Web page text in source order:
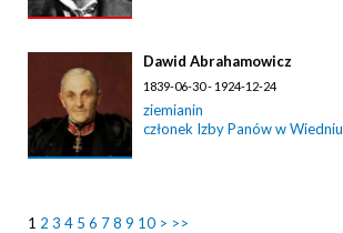
Dawid Abrahamowicz
1839-06-30 - 1924-12-24
ziemianin
członek Izby Panów w Wiedniu
1 2 3 4 5 6 78 9 10 > >>